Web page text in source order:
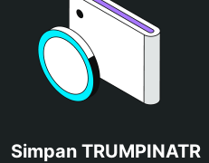
Simpan TRUMPINATR